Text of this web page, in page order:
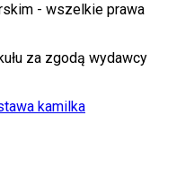
- wszelkie prawa
za zgodą wydawcy
kamilka